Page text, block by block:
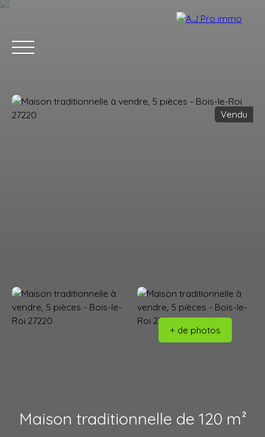
Vendu
+ de photos
Maison traditionnelle de 120 m²